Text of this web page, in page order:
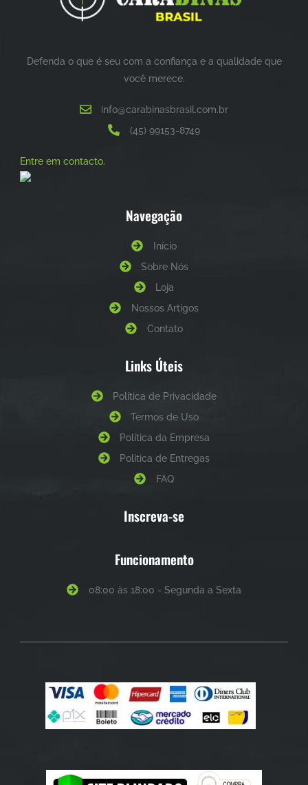
Defenda o que é seu com a confiança e a qualidade que
você merece.
info@carabinasbrasil.com.br
(45) 99153-8749
Entre em contacto.
Navegação
Início
Sobre Nós
Loja
Nossos Artigos
Contato
Links Úteis
Política de Privacidade
Termos de Uso
Política da Empresa
Política de Entregas
FAQ
Inscreva-se
Funcionamento
08:00 às 18:00 - Segunda a Sexta